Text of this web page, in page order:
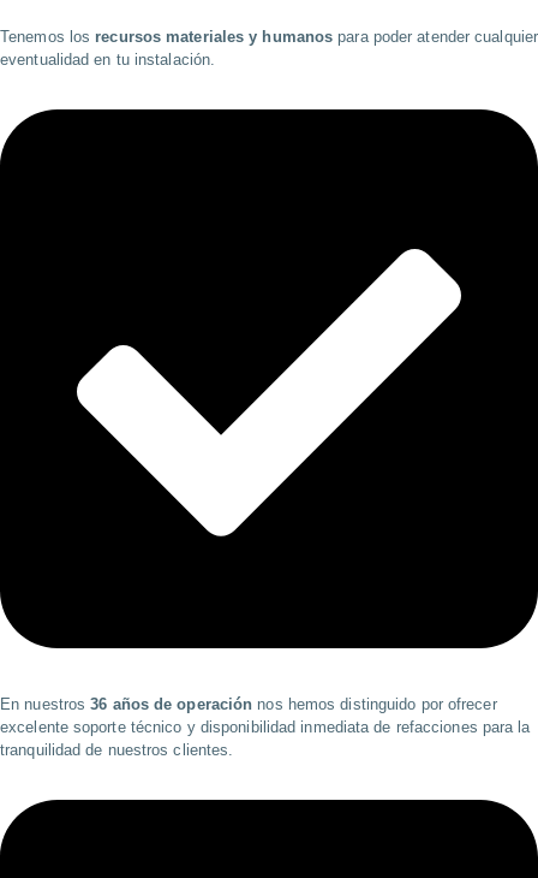
Tenemos los recursos materiales y humanos para poder atender cualquier
eventualidad en tu instalación.
En nuestros36 años de operación nos hemos distinguido por ofrecer
excelente soporte técnico y disponibilidad inmediata de refacciones para la
tranquilidad de nuestros clientes.